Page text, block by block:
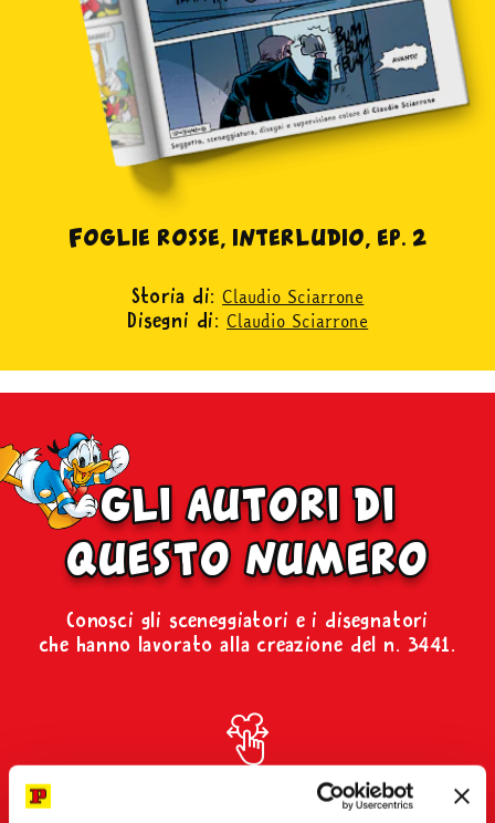
Foglie rosse, interludio, ep. 2
Storia di: Claudio Sciarrone
Disegni di: Claudio Sciarrone
gli autori di
questo numero
Conosci gli sceneggiatori e i disegnatori
che hanno lavorato alla creazione del n. 3441.